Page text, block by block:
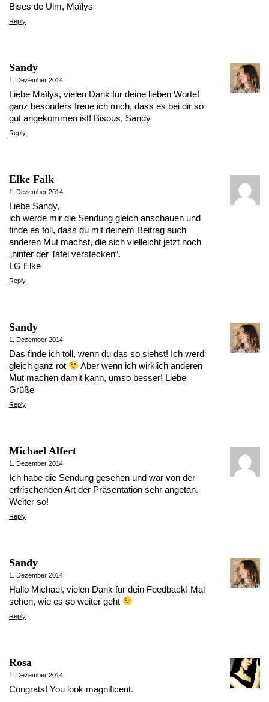
Bises de Ulm, Maïlys
Reply
Sandy
1. Dezember 2014
Liebe Maïlys, vielen Dank für deine lieben Worte!
ganz besonders freue ich mich, dass es bei dir so
gut angekommen ist! Bisous, Sandy
Reply
Elke Falk
1. Dezember 2014
Liebe Sandy,
ich werde mir die Sendung gleich anschauen und
finde es toll, dass du mit deinem Beitrag auch
anderen Mut machst, die sich vielleicht jetzt noch
„hinter der Tafel verstecken“.
LG Elke
Reply
Sandy
1. Dezember 2014
Das finde ich toll, wenn du das so siehst! Ich werd‘
gleich ganz rot
Aber wenn ich wirklich anderen
Mut machen damit kann, umso besser! Liebe
Grüße
Reply
Michael Alfert
1. Dezember 2014
Ich habe die Sendung gesehen und war von der
erfrischenden Art der Präsentation sehr angetan.
Weiter so!
Reply
Sandy
1. Dezember 2014
Hallo Michael, vielen Dank für dein Feedback! Mal
sehen, wie es so weiter geht
Reply
Rosa
1. Dezember 2014
Congrats! You look magnificent.